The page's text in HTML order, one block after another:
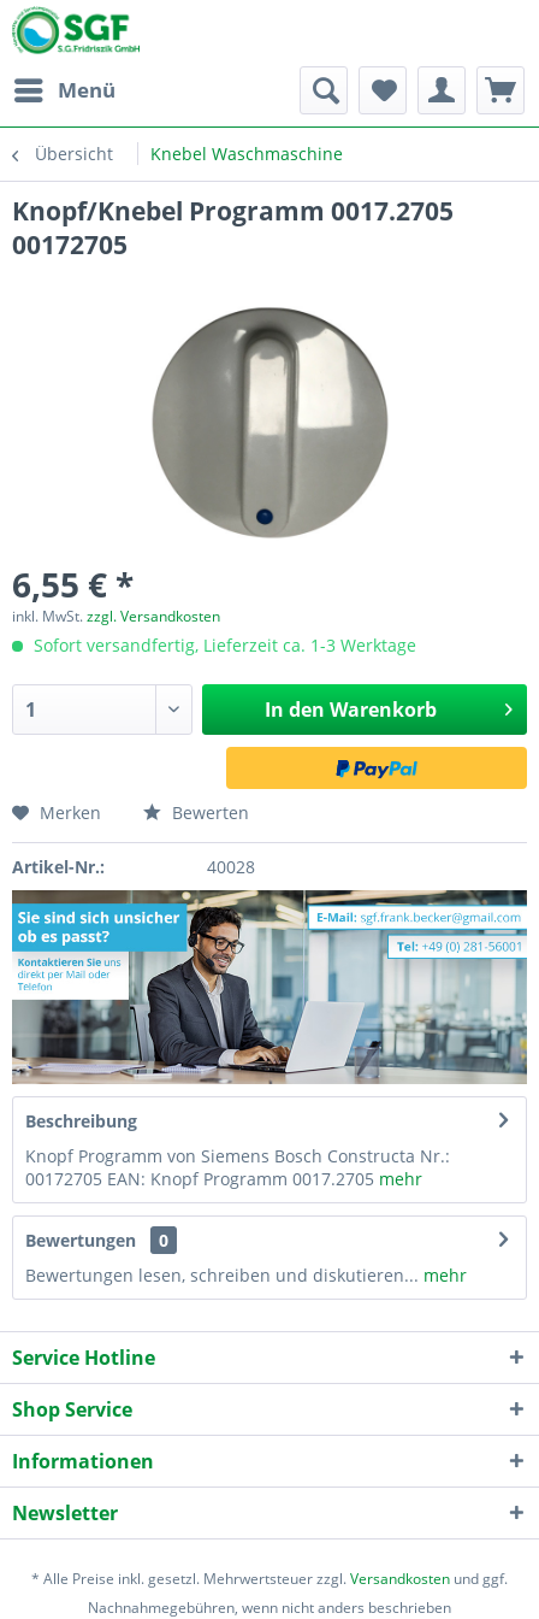
Menü
Übersicht Knebel Waschmaschine
Knopf/Knebel Programm 0017.2705
00172705
6,55 € *
inkl. MwSt.zzgl. Versandkosten
Sofort versandfertig, Lieferzeit ca. 1-3 Werktage
In den Warenkorb
Merken Bewerten
Artikel-Nr.: 40028
Beschreibung
Knopf Programm von Siemens Bosch Constructa Nr.:
00172705 EAN: Knopf Programm 0017.2705 mehr
Bewertungen
0
Bewertungen lesen, schreiben und diskutieren... mehr
Service Hotline
Shop Service
Informationen
Newsletter
* Alle Preise inkl. gesetzl. Mehrwertsteuer zzgl.Versandkosten und ggf.
Nachnahmegebühren, wenn nicht anders beschrieben